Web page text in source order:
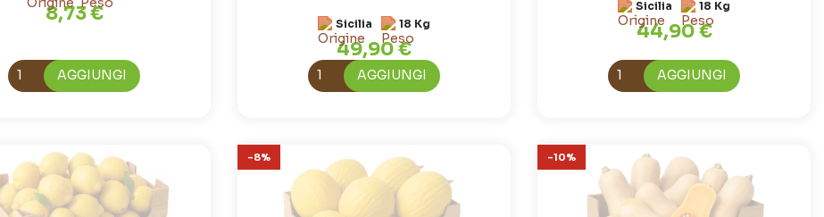
8,73 €
AGGIUNGI
Sicilia 18 Kg
49,90 €
AGGIUNGI
Sicilia 18 Kg
44,90 €
AGGIUNGI
-8% -10%